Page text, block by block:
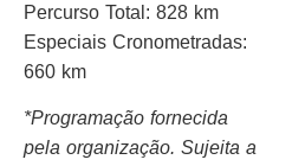
Percurso Total: 828 km
Especiais Cronometradas:
660 km
*Programação fornecida
pela organização. Sujeita a